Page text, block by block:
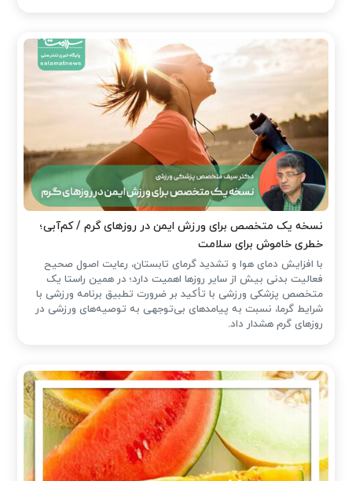
نسخه یک متخصص برای ورزش ایمن در روزهای گرم / کم‌آبی؛
خطری خاموش برای سلامت
با افزایش دمای هوا و تشدید گرمای تابستان، رعایت اصول صحیح
فعالیت بدنی بیش از سایر روزها اهمیت دارد؛ در همین راستا یک
متخصص پزشکی ورزشی با تأکید بر ضرورت تطبیق برنامه ورزشی با
شرایط گرما، نسبت به پیامدهای بی‌توجهی به توصیه‌های ورزشی در
روزهای گرم هشدار داد.